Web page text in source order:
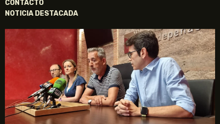
CONTACTO
NOTICIA DESTACADA